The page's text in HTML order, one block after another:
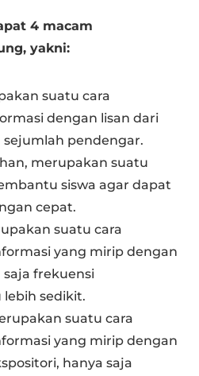
4 macam
yakni:
suatu cara
dengan lisan dari
sejumlah pendengar.
merupakan suatu
siswa agar dapat
cepat.
suatu cara
yang mirip dengan
saja frekuensi
sedikit.
suatu cara
yang mirip dengan
hanya saja